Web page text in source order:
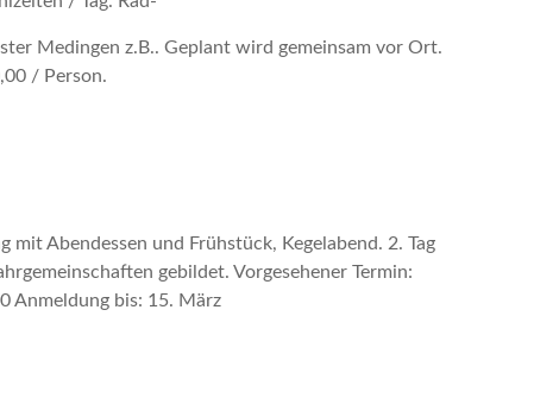
Medingen z.B.. Geplant wird gemeinsam vor Ort.
/ Person.
mit Abendessen und Frühstück, Kegelabend. 2. Tag
gebildet. Vorgesehener Termin:
Anmeldung bis: 15. März